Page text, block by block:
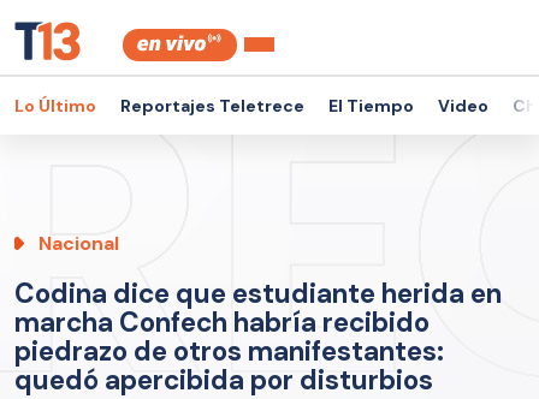
Lo Último Reportajes Teletrece El Tiempo Video
Nacional
Codina dice que estudiante herida en
marcha Confech habría recibido
piedrazo de otros manifestantes:
quedó apercibida por disturbios